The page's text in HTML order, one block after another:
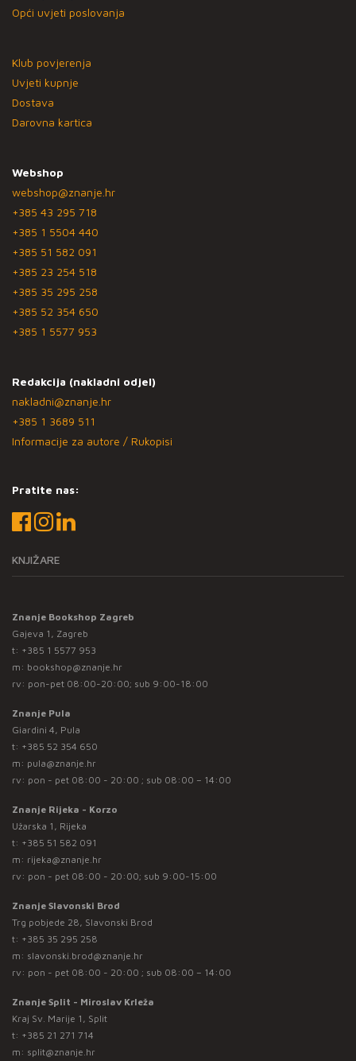
Opći uvjeti poslovanja
Klub povjerenja
Uvjeti kupnje
Dostava
Darovna kartica
Webshop
webshop@znanje.hr
+385 43 295 718
+385 1 5504 440
+385 51 582 091
+385 23 254 518
+385 35 295 258
+385 52 354 650
+385 1 5577 953
Redakcija (nakladni odjel)
nakladni@znanje.hr
+385 1 3689 511
Informacije za autore / Rukopisi
Pratite nas:
KNJIŽARE
Znanje Bookshop Zagreb
Gajeva 1, Zagreb
t: +385 1 5577 953
m: bookshop@znanje.hr
rv: pon-pet 08:00-20:00; sub 9:00-18:00
Znanje Pula
Giardini 4, Pula
t: +385 52 354 650
m: pula@znanje.hr
rv: pon - pet 08:00 - 20:00 ; sub 08:00 – 14:00
Znanje Rijeka - Korzo
Užarska 1, Rijeka
t: +385 51 582 091
m: rijeka@znanje.hr
rv: pon - pet 08:00 - 20:00; sub 9:00-15:00
Znanje Slavonski Brod
Trg pobjede 28, Slavonski Brod
t: +385 35 295 258
m: slavonski.brod@znanje.hr
rv: pon - pet 08:00 - 20:00 ; sub 08:00 – 14:00
Znanje Split - Miroslav Krleža
Kraj Sv. Marije 1, Split
t: +385 21 271 714
m: split@znanje.hr